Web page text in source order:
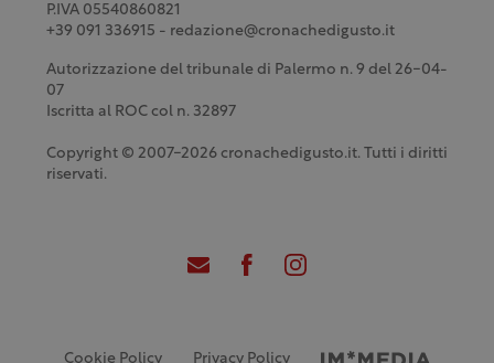
P.IVA 05540860821
+39 091 336915 - redazione@cronachedigusto.it
Autorizzazione del tribunale di Palermo n. 9 del 26-04-
07
Iscritta al ROC col n. 32897
Copyright © 2007-2026 cronachedigusto.it. Tutti i diritti
riservati.
Cookie Policy Privacy Policy Credits